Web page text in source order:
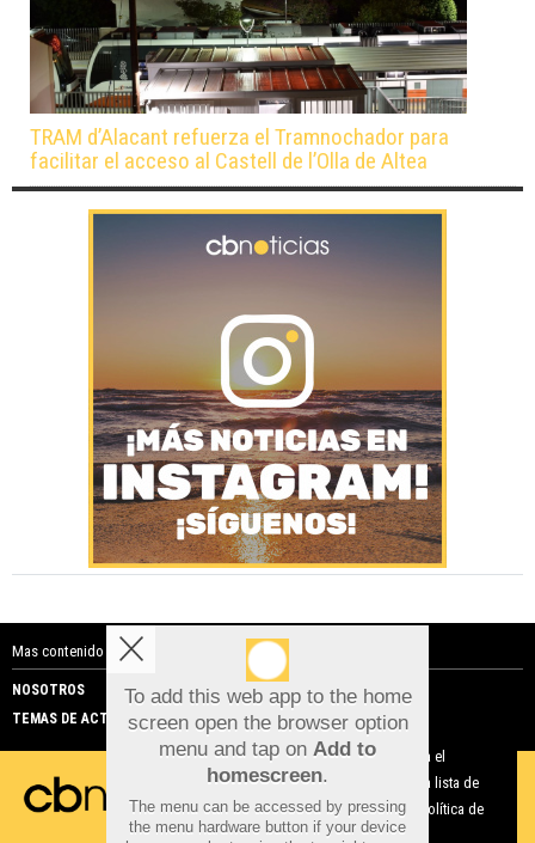
TRAM d’Alacant refuerza el Tramnochador para
facilitar el acceso al Castell de l’Olla de Altea
Mas contenido de Costa Blanca Noticias:
NOSOTROS
PUBLICIDAD
TEMAS DE ACTUALIDAD
To add this web app to the home
screen open the browser option
menu and tap on Add to
homescreen.
The menu can be accessed by pressing
the menu hardware button if your device
Aviso sobre el Uso de cookies:
Utilizamos cookies nuestras y de terceros para el
funcionamiento del digital. Puedes consultar la lista de
cookies y como desconectarlas. Ver nuestra Política de
Privacidad y Cookies